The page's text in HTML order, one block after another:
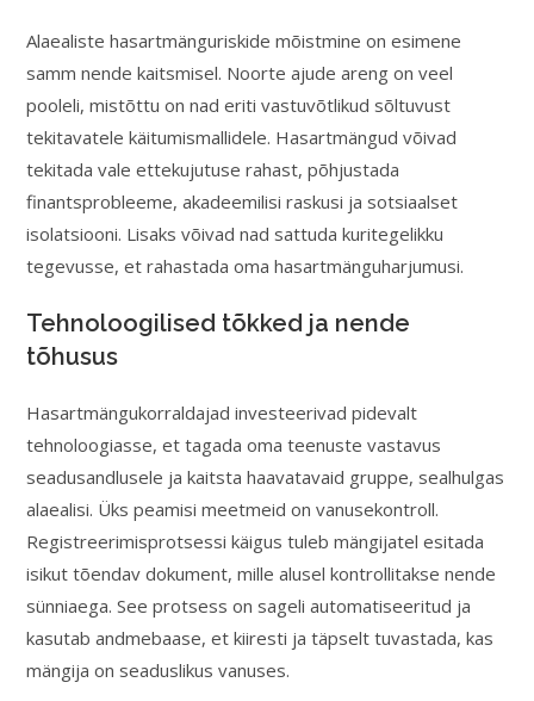
Alaealiste hasartmänguriskide mõistmine on esimene
samm nende kaitsmisel. Noorte ajude areng on veel
pooleli, mistõttu on nad eriti vastuvõtlikud sõltuvust
tekitavatele käitumismallidele. Hasartmängud võivad
tekitada vale ettekujutuse rahast, põhjustada
finantsprobleeme, akadeemilisi raskusi ja sotsiaalset
isolatsiooni. Lisaks võivad nad sattuda kuritegelikku
tegevusse, et rahastada oma hasartmänguharjumusi.
Tehnoloogilised tõkked ja nende
tõhusus
Hasartmängukorraldajad investeerivad pidevalt
tehnoloogiasse, et tagada oma teenuste vastavus
seadusandlusele ja kaitsta haavatavaid gruppe, sealhulgas
alaealisi. Üks peamisi meetmeid on vanusekontroll.
Registreerimisprotsessi käigus tuleb mängijatel esitada
isikut tõendav dokument, mille alusel kontrollitakse nende
sünniaega. See protsess on sageli automatiseeritud ja
kasutab andmebaase, et kiiresti ja täpselt tuvastada, kas
mängija on seaduslikus vanuses.